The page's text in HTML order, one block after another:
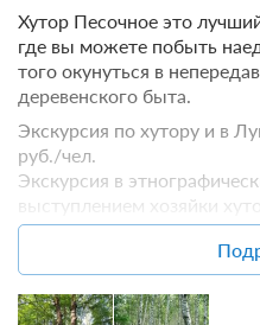
Хутор Песочное это
где вы можете побыть
того окунуться в
деревенского быта.
Экскурсия по хутору и в
руб./чел.
Экскурсия в
выступлением хозяйки
- взрослый - 100 руб./чел.
- детский - 50 руб./чел.